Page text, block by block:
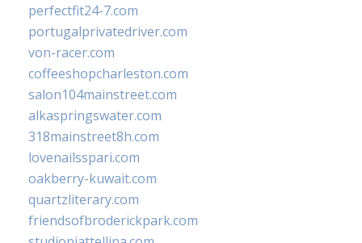
perfectfit24-7.com
portugalprivatedriver.com
von-racer.com
coffeeshopcharleston.com
salon104mainstreet.com
alkaspringswater.com
318mainstreet8h.com
lovenailsspari.com
oakberry-kuwait.com
quartzliterary.com
friendsofbroderickpark.com